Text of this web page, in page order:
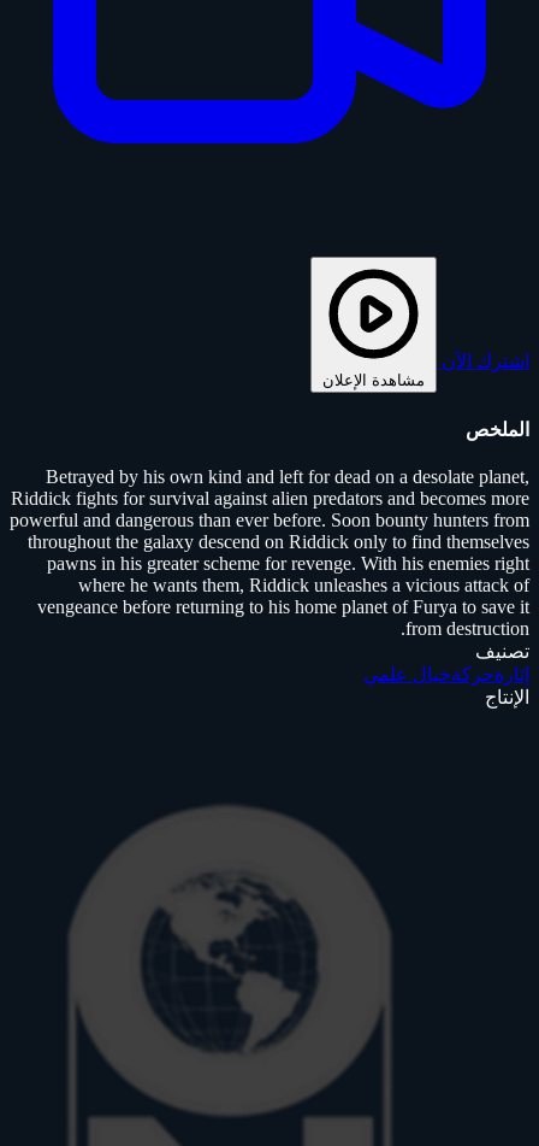
اشترك الآن
مشاهدة الإعلان
الملخص
Betrayed by his own kind and left for dead on a desolate planet,
Riddick fights for survival against alien predators and becomes more
powerful and dangerous than ever before. Soon bounty hunters from
throughout the galaxy descend on Riddick only to find themselves
pawns in his greater scheme for revenge. With his enemies right
where he wants them, Riddick unleashes a vicious attack of
vengeance before returning to his home planet of Furya to save it
from destruction.
تصنيف
إثارةحركةخيال علمي
الإنتاج